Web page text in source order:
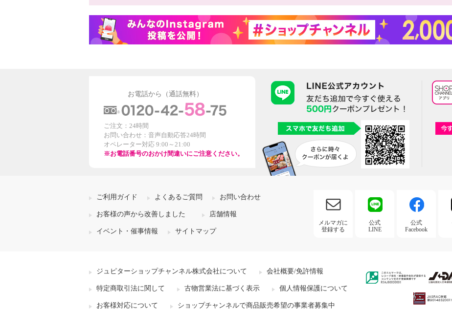
お電話から（通話無料）
ご注文：24時間
お問い合わせ：音声自動応答24時間
オペレーター対応 9:00～21:00
※お電話番号のおかけ間違いにご注意ください。
ご利用ガイド よくあるご質問 お問い合わせ
お客様の声から改善しました 店舗情報
イベント・催事情報 サイトマップ
メルマガに
登録する
公式
LINE
公式
Facebook
ジュピターショップチャンネル株式会社について 会社概要/免許情報
特定商取引法に関して 古物営業法に基づく表示 個人情報保護について
お客様対応について ショップチャンネルで商品販売希望の事業者募集中